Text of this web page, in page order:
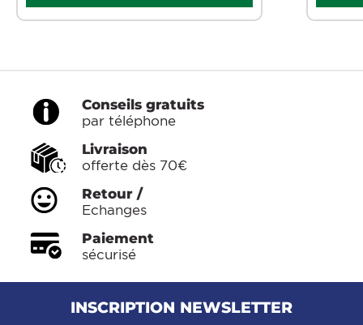
Conseils gratuits
par téléphone
Livraison
offerte dès 70€
Retour /
Echanges
Paiement
sécurisé
INSCRIPTION NEWSLETTER